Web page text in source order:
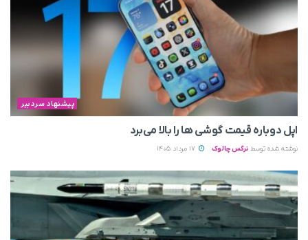
پیشنهاد سردبیر
اپل دوباره قیمت‌ گوشی ها را بالا می‌برد
نوشته شده توسط نرگس چالوک